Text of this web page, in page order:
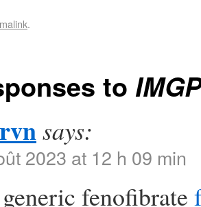
.
to
says:
2023 at 12 h 09 min
fenofibrate